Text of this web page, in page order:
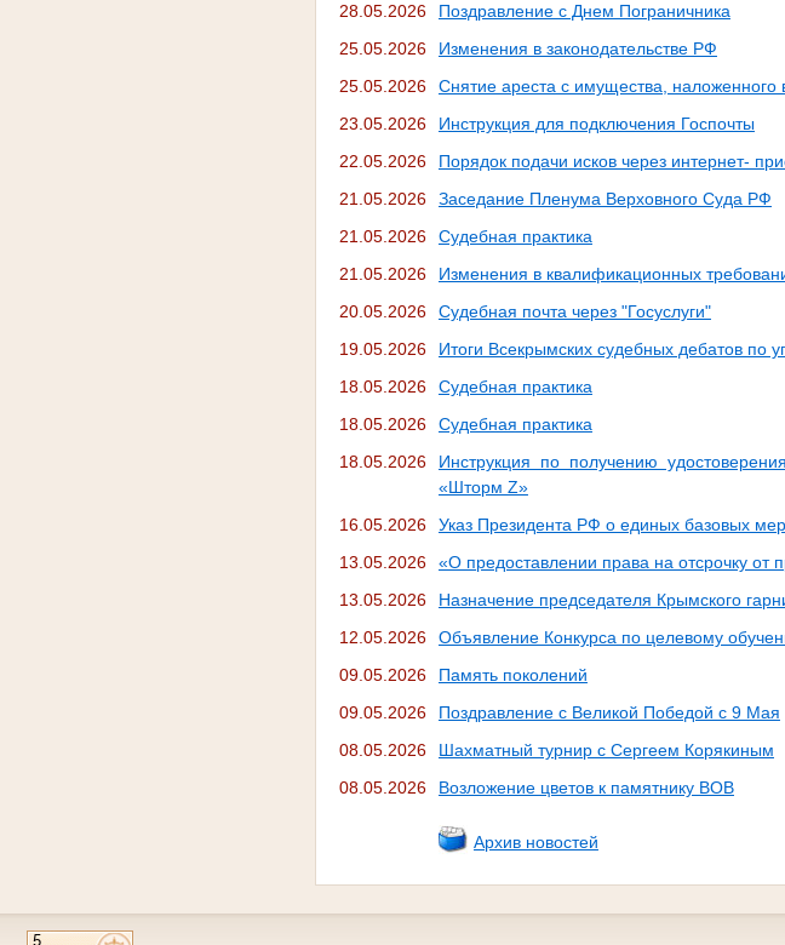
28.05.2026
Поздравление с Днем Пограничника
25.05.2026
Изменения в законодательстве РФ
25.05.2026
Снятие ареста с имущества, наложенного
23.05.2026
Инструкция для подключения Госпочты
22.05.2026
Порядок подачи исков через интернет-
21.05.2026
Заседание Пленума Верховного Суда РФ
21.05.2026
Судебная практика
21.05.2026
Изменения в квалификационных
20.05.2026
Судебная почта через "Госуслуги"
19.05.2026
Итоги Всекрымских судебных дебатов по
18.05.2026
Судебная практика
18.05.2026
Судебная практика
18.05.2026
Инструкция по получению
«Шторм Z»
16.05.2026
Указ Президента РФ о единых базовых
13.05.2026
«О предоставлении права на отсрочку от
13.05.2026
Назначение председателя Крымского
12.05.2026
Объявление Конкурса по целевому
09.05.2026
Память поколений
09.05.2026
Поздравление с Великой Победой с 9 Мая
08.05.2026
Шахматный турнир с Сергеем Корякиным
08.05.2026
Возложение цветов к памятнику ВОВ
Архив новостей